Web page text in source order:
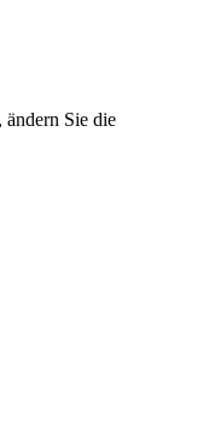
ändern Sie die